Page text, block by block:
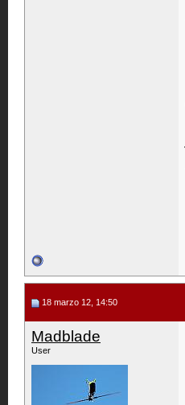
18 marzo 12, 14:50
Madblade
User